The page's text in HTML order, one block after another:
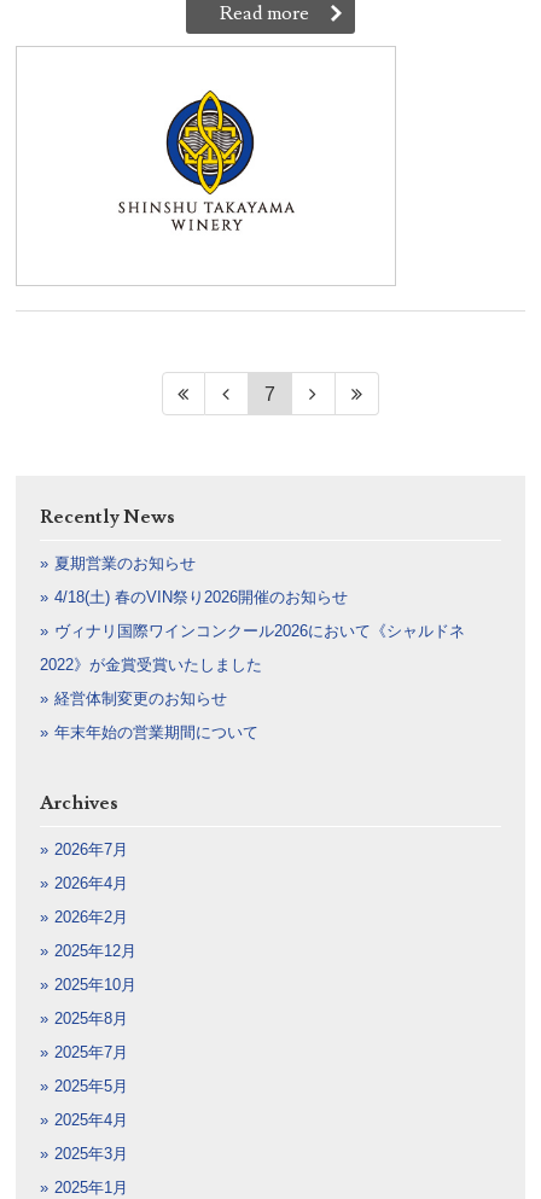
Read more
7
Recently News
夏期営業のお知らせ
4/18(土) 春のVIN祭り2026開催のお知らせ
ヴィナリ国際ワインコンクール2026において《シャルドネ
2022》が金賞受賞いたしました
経営体制変更のお知らせ
年末年始の営業期間について
Archives
2026年7月
2026年4月
2026年2月
2025年12月
2025年10月
2025年8月
2025年7月
2025年5月
2025年4月
2025年3月
2025年1月